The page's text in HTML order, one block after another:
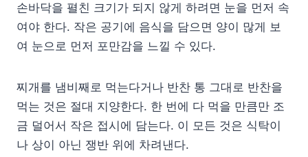
손바닥을 펼친 크기가 되지 않게 하려면 눈을 먼저 속
여야 한다. 작은 공기에 음식을 담으면 양이 많게 보
여 눈으로 먼저 포만감을 느낄 수 있다.
찌개를 냄비째로 먹는다거나 반찬 통 그대로 반찬을
먹는 것은 절대 지양한다. 한 번에 다 먹을 만큼만 조
금 덜어서 작은 접시에 담는다. 이 모든 것은 식탁이
나 상이 아닌 쟁반 위에 차려낸다.